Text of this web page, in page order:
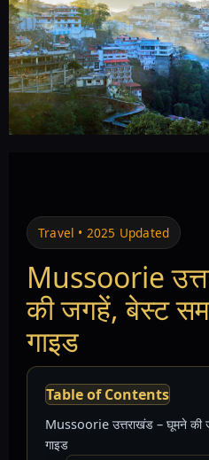
Travel • 2025 Updated
Mussoorie
की जगहें, बेस्ट
गाइड
Table of Contents
Mussoorie उत्तराखंड – घूमने की
गाइड